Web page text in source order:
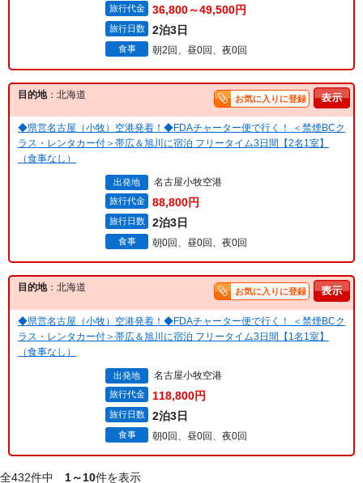
旅行代金 36,800～49,500円
旅行日数 2泊3日
食事 朝2回、昼0回、夜0回
目的地：北海道 お気に入りに登録
◆県営名古屋（小牧）空港発着！◆FDAチャーター便で行く！ ＜禁煙BCク
ラス・レンタカー付＞帯広＆旭川に宿泊 フリータイム3日間【2名1室】
（食事なし）
出発地 名古屋小牧空港
旅行代金 88,800円
旅行日数 2泊3日
食事 朝0回、昼0回、夜0回
目的地：北海道 お気に入りに登録
◆県営名古屋（小牧）空港発着！◆FDAチャーター便で行く！ ＜禁煙BCク
ラス・レンタカー付＞帯広＆旭川に宿泊 フリータイム3日間【1名1室】
（食事なし）
出発地 名古屋小牧空港
旅行代金 118,800円
旅行日数 2泊3日
食事 朝0回、昼0回、夜0回
全432件中 1～10件を表示